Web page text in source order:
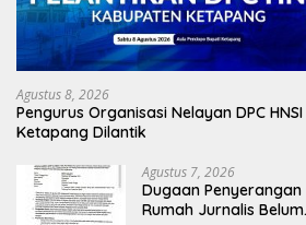
Agustus 8, 2026
Pengurus Organisasi Nelayan DPC HNSI
Ketapang Dilantik
Agustus 7, 2026
Dugaan Penyerangan
Rumah Jurnalis Belum